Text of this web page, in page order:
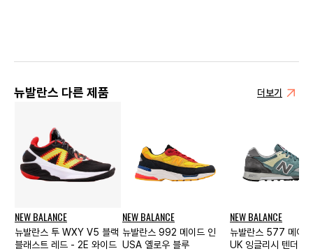
뉴발란스 다른 제품 더보기
NEW BALANCE
뉴발란스 투 WXY V5 블랙
블래스트 레드 - 2E 와이드
NEW BALANCE
뉴발란스 992 메이드 인
USA 옐로우 블루
NEW BALANCE
뉴발란스 577 메이
UK 잉글리시 텐더 씨